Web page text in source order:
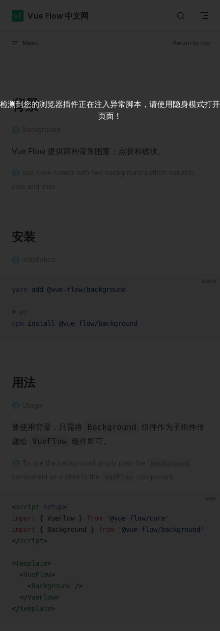
Skip to content
Vue Flow 中文网
Menu Return to top
背景
🌐 Background
Vue Flow 提供两种背景图案：点状和线状。
🌐 Vue Flow comes with two background pattern variants:
安装
🌐 Installation
yarn add @vue-flow/background
# or
npm install @vue-flow/background
用法
🌐 Usage
要使用背景，只需将 Background
组件作为子组件传
递给
VueFlow 组件即可。
🌐 To use the background simply pass the
<script setup>
import { VueFlow } from '@vue-flow/core'
import { Background } from '@vue-flow/background'
</script>
<template>
  <
VueFlow>
    <
Background
/>
  </
VueFlow>
</template>
检测到您的浏览器插件正在注入异常脚本，请使用隐身模式打开
页面！